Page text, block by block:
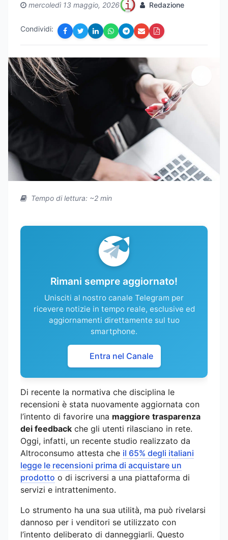
mercoledì 13 maggio, 2026 Redazione
Condividi:
Tempo di lettura: ~2 min
Rimani sempre aggiornato!
Unisciti al nostro canale Telegram per
ricevere notizie in tempo reale, esclusive ed
aggiornamenti direttamente sul tuo
smartphone.
Entra nel Canale
Di recente la normativa che disciplina le
recensioni è stata nuovamente aggiornata con
l’intento di favorire una maggiore trasparenza
dei feedback che gli utenti rilasciano in rete.
Oggi, infatti, un recente studio realizzato da
Altroconsumo attesta che il 65% degli italiani
legge le recensioni prima di acquistare un
prodotto o di iscriversi a una piattaforma di
servizi e intrattenimento.
Lo strumento ha una sua utilità, ma può rivelarsi
dannoso per i venditori se utilizzato con
l’intento deliberato di danneggiarli. Questo